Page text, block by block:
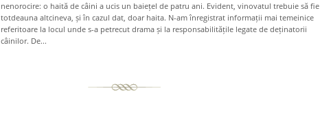
nenorocire: o haită de câini a ucis un baiețel de patru ani. Evident, vinovatul trebuie să fie
totdeauna altcineva, și în cazul dat, doar haita. N-am înregistrat informații mai temeinice
referitoare la locul unde s-a petrecut drama și la responsabilitățile legate de deținatorii
câinilor. De...